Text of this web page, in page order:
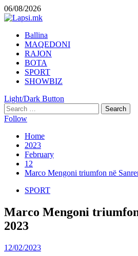
Skip
to
06/08/2026
Primary
Menu
Ballina
MAQEDONI
RAJON
BOTA
SPORT
SHOWBIZ
Light/Dark Button
Search
for:
Follow
Home
2023
February
12
Marco Mengoni triumfon në
SPORT
Marco Mengoni
2023
12/02/2023